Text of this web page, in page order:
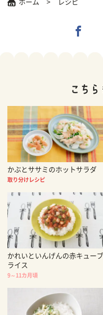
ホーム レシピ
かぶとササミのホットサラダ
取り分けレシピ
かれいといんげんの赤キューブ
ライス
9～11カ月頃